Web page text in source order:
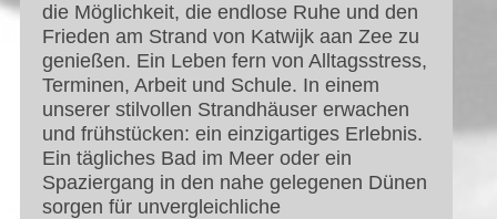
die Möglichkeit, die endlose Ruhe und den
Frieden am Strand von Katwijk aan Zee zu
genießen. Ein Leben fern von Alltagsstress,
Terminen, Arbeit und Schule. In einem
unserer stilvollen Strandhäuser erwachen
und frühstücken: ein einzigartiges Erlebnis.
Ein tägliches Bad im Meer oder ein
Spaziergang in den nahe gelegenen Dünen
sorgen für unvergleichliche